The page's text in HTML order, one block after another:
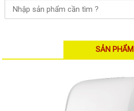
Camera IP
Camera IP KBVISION
Camera IP HIKVISION
Camera IP Visionhitech
SẢN PHẨM